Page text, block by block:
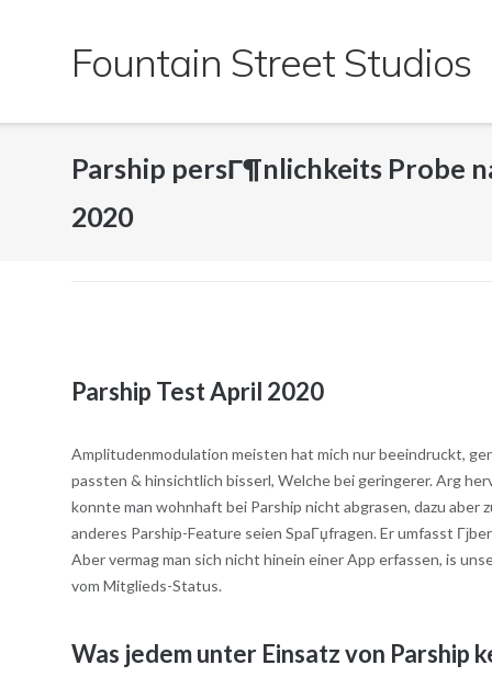
Fountain Street Studios
Parship persГ¶nlichkeits Probe
2020
Parship Test April 2020
Amplitudenmodulation meisten hat mich nur beeindruckt,
passten & hinsichtlich bisserl, Welche bei geringerer. Arg
konnte man wohnhaft bei Parship nicht abgrasen, dazu
anderes Parship-Feature seien SpaГџfragen. Er umfasst
Aber vermag man sich nicht hinein einer App erfassen, is
vom Mitglieds-Status.
Was jedem unter Einsatz von Parship